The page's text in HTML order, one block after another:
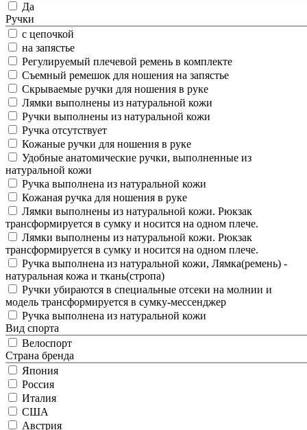
Да
Ручки
с цепочкой
на запястье
Регулируемый плечевой ремень в комплекте
Съемный ремешок для ношения на запястье
Скрываемые ручки для ношения в руке
Лямки выполнены из натуральной кожи
Ручки выполнены из натуральной кожи
Ручка отсутствует
Кожаные ручки для ношения в руке
Удобные анатомические ручки, выполненные из
натуральной кожи
Ручка выполнена из натуральной кожи
Кожаная ручка для ношения в руке
Лямки выполнены из натуральной кожи. Рюкзак
трансформируется в сумку и носится на одном плече.
Лямки выполнены из натуральной кожи. Рюкзак
трансформируется в сумку и носится на одном плече.
Ручка выполнена из натуральной кожи, Лямка(ремень) -
натуральная кожа и ткань(стропа)
Ручки убираются в специальные отсеки на молнии и
модель трансформируется в сумку-мессенджер
Ручка выполнена из натуральной кожи
Вид спорта
Велоспорт
Страна бренда
Япония
Россия
Италия
США
Австрия